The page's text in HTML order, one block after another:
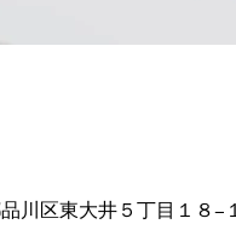
川区東大井５丁目１８−１